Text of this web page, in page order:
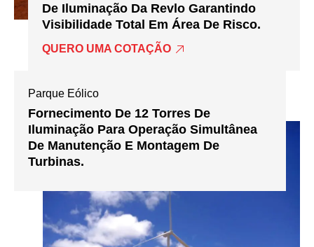
De Iluminação Da Revlo Garantindo
Visibilidade Total Em Área De Risco.
QUERO UMA COTAÇÃO
Parque Eólico
Fornecimento De 12 Torres De
Iluminação Para Operação Simultânea
De Manutenção E Montagem De
Turbinas.